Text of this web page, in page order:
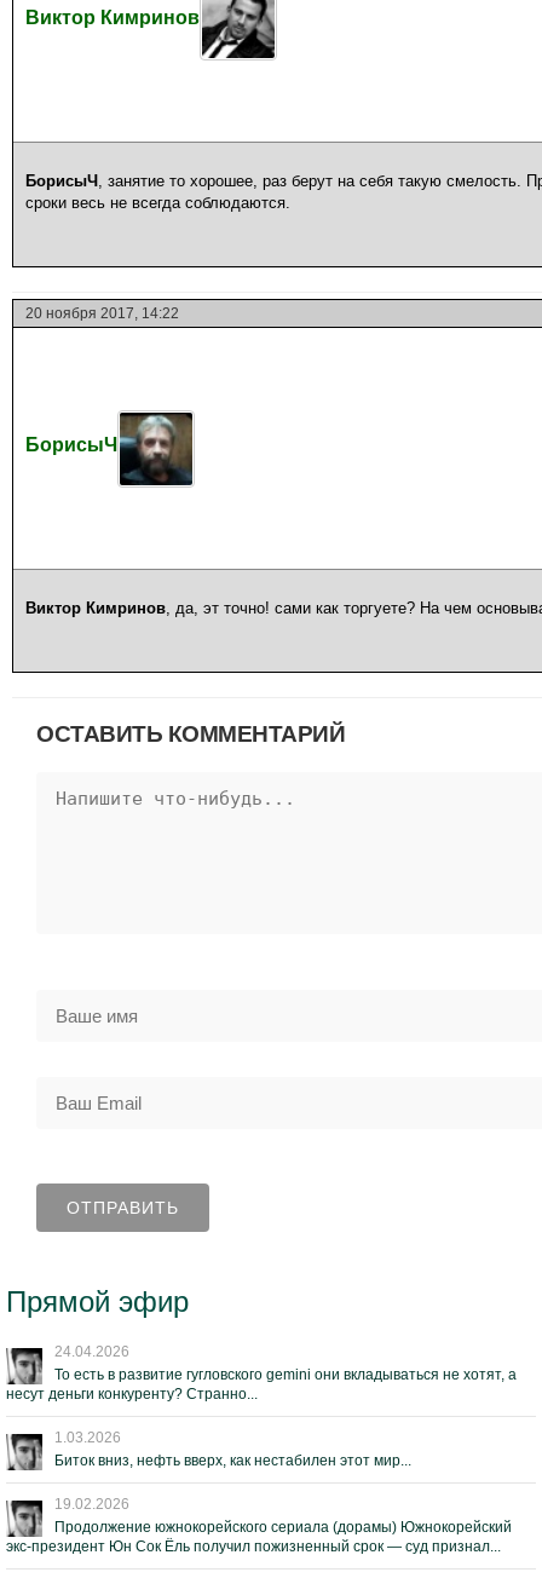
Виктор Кимринов
БорисыЧ , занятие то хорошее, раз берут на себя такую смелость.
сроки весь не всегда соблюдаются.
20 ноября 2017, 14:22
БорисыЧ
Виктор Кимринов, да, эт точно! сами как торгуете? На чем
ОСТАВИТЬ КОММЕНТАРИЙ
Прямой эфир
24.04.2026
То есть в развитие гугловского gemini они вкладываться не хотят, а
несут деньги конкуренту? Странно...
1.03.2026
Биток вниз, нефть вверх, как нестабилен этот мир...
19.02.2026
Продолжение южнокорейского сериала (дорамы) Южнокорейский
экс-президент Юн Сок Ёль получил пожизненный срок — суд признал...